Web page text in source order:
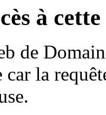
à
de
car la